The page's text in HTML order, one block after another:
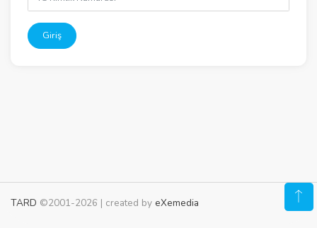
Giriş
TARD ©2001-2026 | created by eXemedia